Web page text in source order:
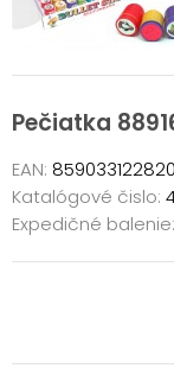
Pečiatka
EAN:
Katalógové čislo:
Expedičné balenie: